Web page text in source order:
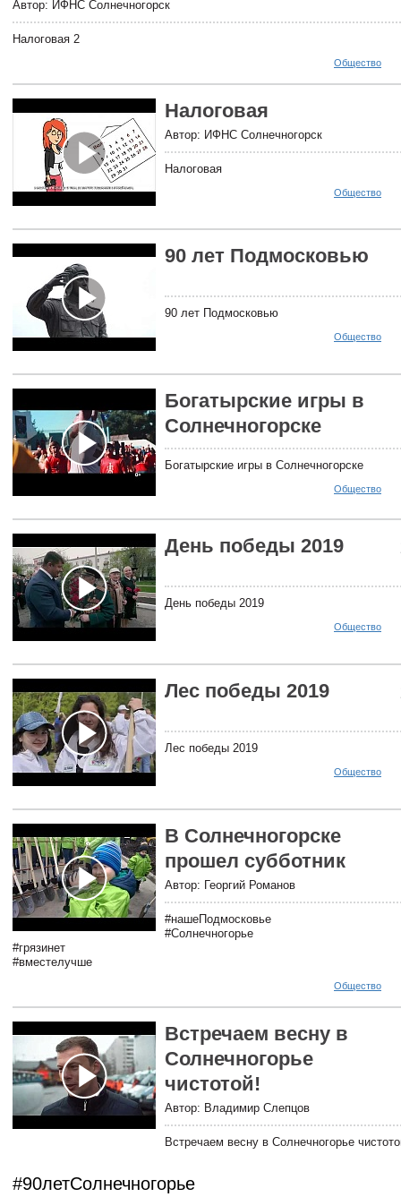
Автор: ИФНС Солнечногорск
Налоговая 2
Общество
Налоговая
Автор: ИФНС Солнечногорск
Налоговая
Общество
90 лет Подмосковью
90 лет Подмосковью
Общество
Богатырские игры в
Солнечногорске
Богатырские игры в Солнечногорске
Общество
День победы 2019
День победы 2019
Общество
Лес победы 2019
Лес победы 2019
Общество
В Солнечногорске
прошел субботник
Автор: Георгий Романов
#нашеПодмосковье
#Солнечногорье
#грязинет
#вместелучше
Общество
Встречаем весну в
Солнечногорье
чистотой!
Автор: Владимир Слепцов
Встречаем весну в Солнечногорье
#90летСолнечногорье